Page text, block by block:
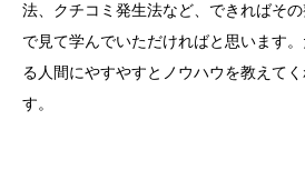
法、クチコミ発生法など、できればそ
で見て学んでいただければと思います
る人間にやすやすとノウハウを教えて
す。